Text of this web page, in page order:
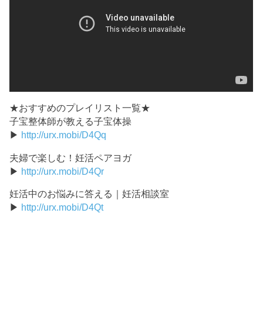
★おすすめのプレイリスト一覧★
子宝整体師が教える子宝体操
▶ http://urx.mobi/D4Qq
夫婦で楽しむ！妊活ペアヨガ
▶ http://urx.mobi/D4Qr
妊活中のお悩みに答える｜妊活相談室
▶ http://urx.mobi/D4Qt